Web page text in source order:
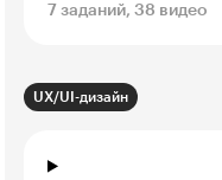
7 заданий, 38 видео
UX/UI-дизайн